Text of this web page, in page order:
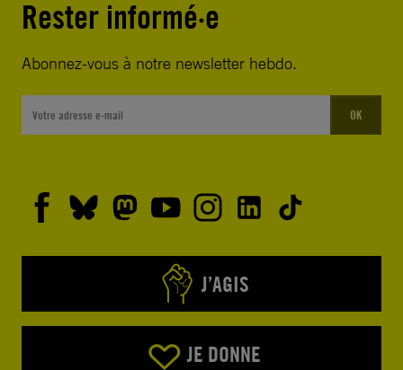
Rester informé·e
Abonnez-vous à notre newsletter hebdo.
OK
J’AGIS
JE DONNE